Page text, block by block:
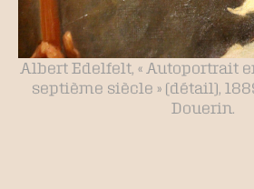
Albert Edelfelt, « Autoportrait
septième siècle » (détail),
Douerin.